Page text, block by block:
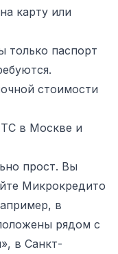
карту или
паспорт
стоимости
в Москве и
прост. Вы
Микрокредито
в
рядом с
в Санкт-